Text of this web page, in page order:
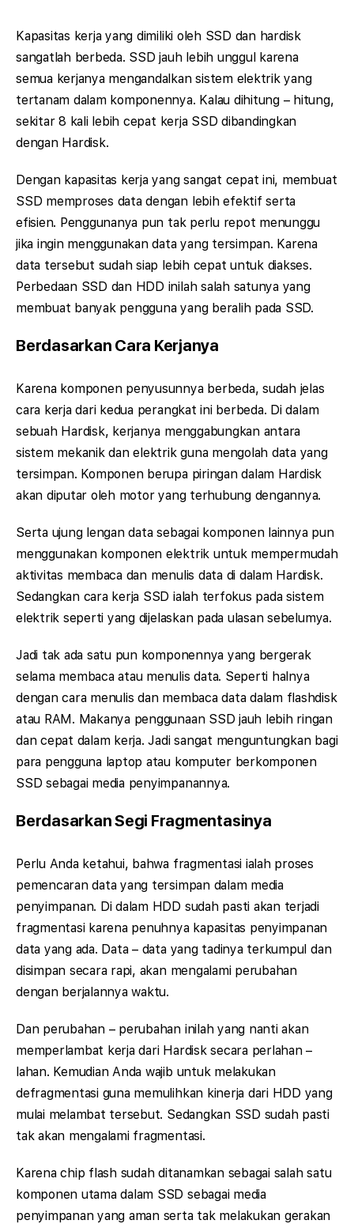
Kapasitas kerja yang dimiliki oleh SSD dan hardisk
sangatlah berbeda. SSD jauh lebih unggul karena
semua kerjanya mengandalkan sistem elektrik yang
tertanam dalam komponennya. Kalau dihitung – hitung,
sekitar 8 kali lebih cepat kerja SSD dibandingkan
dengan Hardisk.
Dengan kapasitas kerja yang sangat cepat ini, membuat
SSD memproses data dengan lebih efektif serta
efisien. Penggunanya pun tak perlu repot menunggu
jika ingin menggunakan data yang tersimpan. Karena
data tersebut sudah siap lebih cepat untuk diakses.
Perbedaan SSD dan HDD inilah salah satunya yang
membuat banyak pengguna yang beralih pada SSD.
Berdasarkan Cara Kerjanya
Karena komponen penyusunnya berbeda, sudah jelas
cara kerja dari kedua perangkat ini berbeda. Di dalam
sebuah Hardisk, kerjanya menggabungkan antara
sistem mekanik dan elektrik guna mengolah data yang
tersimpan. Komponen berupa piringan dalam Hardisk
akan diputar oleh motor yang terhubung dengannya.
Serta ujung lengan data sebagai komponen lainnya pun
menggunakan komponen elektrik untuk mempermudah
aktivitas membaca dan menulis data di dalam Hardisk.
Sedangkan cara kerja SSD ialah terfokus pada sistem
elektrik seperti yang dijelaskan pada ulasan sebelumya.
Jadi tak ada satu pun komponennya yang bergerak
selama membaca atau menulis data. Seperti halnya
dengan cara menulis dan membaca data dalam flashdisk
atau RAM. Makanya penggunaan SSD jauh lebih ringan
dan cepat dalam kerja. Jadi sangat menguntungkan bagi
para pengguna laptop atau komputer berkomponen
SSD sebagai media penyimpanannya.
Berdasarkan Segi Fragmentasinya
Perlu Anda ketahui, bahwa fragmentasi ialah proses
pemencaran data yang tersimpan dalam media
penyimpanan. Di dalam HDD sudah pasti akan terjadi
fragmentasi karena penuhnya kapasitas penyimpanan
data yang ada. Data – data yang tadinya terkumpul dan
disimpan secara rapi, akan mengalami perubahan
dengan berjalannya waktu.
Dan perubahan – perubahan inilah yang nanti akan
memperlambat kerja dari Hardisk secara perlahan –
lahan. Kemudian Anda wajib untuk melakukan
defragmentasi guna memulihkan kinerja dari HDD yang
mulai melambat tersebut. Sedangkan SSD sudah pasti
tak akan mengalami fragmentasi.
Karena chip flash sudah ditanamkan sebagai salah satu
komponen utama dalam SSD sebagai media
penyimpanan yang aman serta tak melakukan gerakan